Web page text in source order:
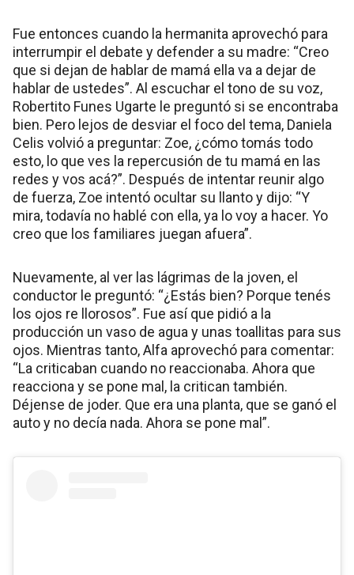
Fue entonces cuando la hermanita aprovechó para
interrumpir el debate y defender a su madre: “Creo
que si dejan de hablar de mamá ella va a dejar de
hablar de ustedes”. Al escuchar el tono de su voz,
Robertito Funes Ugarte le preguntó si se encontraba
bien. Pero lejos de desviar el foco del tema, Daniela
Celis volvió a preguntar: Zoe, ¿cómo tomás todo
esto, lo que ves la repercusión de tu mamá en las
redes y vos acá?”. Después de intentar reunir algo
de fuerza, Zoe intentó ocultar su llanto y dijo: “Y
mira, todavía no hablé con ella, ya lo voy a hacer. Yo
creo que los familiares juegan afuera”.
Nuevamente, al ver las lágrimas de la joven, el
conductor le preguntó: “¿Estás bien? Porque tenés
los ojos re llorosos”. Fue así que pidió a la
producción un vaso de agua y unas toallitas para sus
ojos. Mientras tanto, Alfa aprovechó para comentar:
“La criticaban cuando no reaccionaba. Ahora que
reacciona y se pone mal, la critican también.
Déjense de joder. Que era una planta, que se ganó el
auto y no decía nada. Ahora se pone mal”.